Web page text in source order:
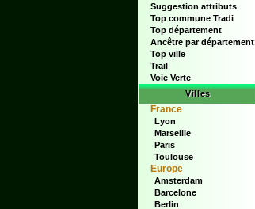
Suggestion attributs
Top commune Tradi
Top département
Ancêtre par département
Top ville
Trail
Voie Verte
Villes
France
Lyon
Marseille
Paris
Toulouse
Europe
Amsterdam
Barcelone
Berlin